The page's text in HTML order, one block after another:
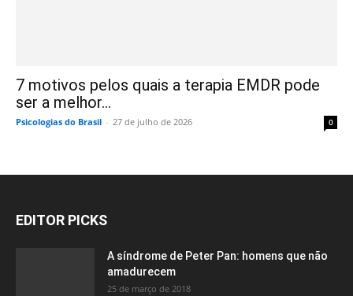
7 motivos pelos quais a terapia EMDR pode
ser a melhor...
Psicologias do Brasil - 27 de julho de 2026 0
EDITOR PICKS
A síndrome de Peter Pan: homens que não
amadurecem
25 de março de 2018